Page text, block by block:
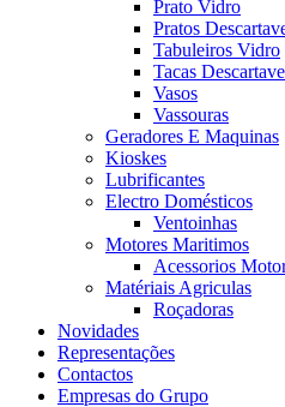
Prato Vidro
Pratos
Tabuleiros Vidro
Tacas
Vasos
Vassouras
Geradores E Maquinas
Kioskes
Lubrificantes
Electro Domésticos
Ventoinhas
Motores Maritimos
Acessorios
Matériais Agriculas
Roçadoras
Novidades
Representações
Contactos
Empresas do Grupo